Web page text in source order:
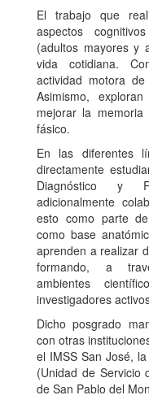
El trabajo que
aspectos
(adultos mayores y
vida cotidiana.
actividad motora
Asimismo,
mejorar la
fásico.
En las diferentes
directamente
Diagnóstico y
adicionalmente
esto como parte
como base
aprenden a realizar
formando, a
ambientes
investigadores
Dicho posgrado
con otras
el IMSS San José,
(Unidad de Servicio
de San Pablo del